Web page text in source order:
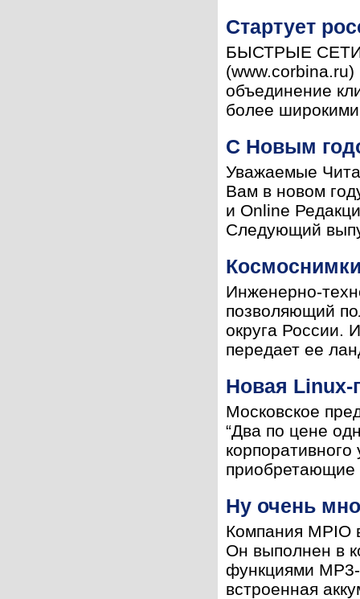
Стартует
БЫСТРЫЕ
(www.corbina.ru)
объединение
более
С Новым
Уважаемые
Вам в новом
и Online
Следующий
Инженерно-
позволяющий
округа России.
передает ее
Новая Linux-
Московское
“Два по цене
приобретающие
Ну очень
Компания MPIO
Он выполнен в
функциями
встроенная